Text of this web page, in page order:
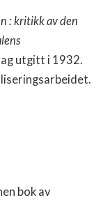
: kritikk av den
utgitt i 1932.
bok av